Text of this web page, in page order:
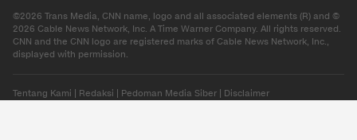
©2026 Trans Media, CNN name, logo and all associated elements (R) and ©
2026 Cable News Network, Inc. A Time Warner Company. All rights reserved.
CNN and the CNN logo are registered marks of Cable News Network, Inc.,
displayed with permission.
Tentang Kami Redaksi Pedoman Media Siber Disclaimer